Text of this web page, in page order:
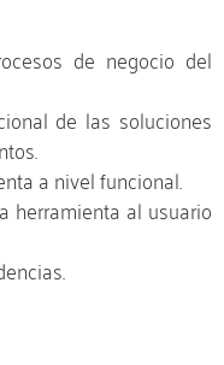
de negocio del
de las soluciones
a nivel funcional.
herramienta al usuario